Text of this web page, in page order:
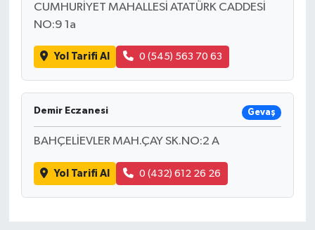
CUMHURİYET MAHALLESİ ATATÜRK CADDESİ
NO:9 1a
Yol Tarifi Al 0 (545) 563 70 63
Demir Eczanesi Gevaş
BAHÇELİEVLER MAH.ÇAY SK.NO:2 A
Yol Tarifi Al 0 (432) 612 26 26